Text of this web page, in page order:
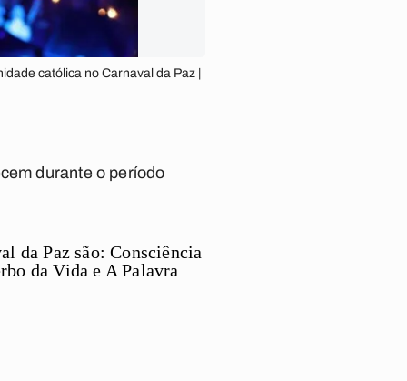
católica no Carnaval da Paz |
durante o período
da Paz são: Consciência
da Vida e A Palavra